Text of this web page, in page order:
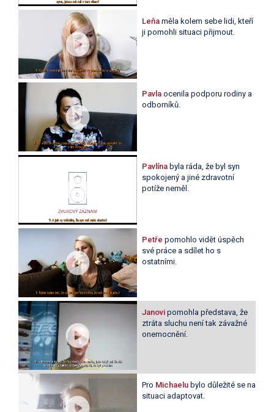
Leňa měla kolem sebe lidi, kteří
ji pomohli situaci přijmout.
Pavla ocenila podporu rodiny a
odborníků.
Pavlína byla ráda, že byl syn
spokojený a jiné zdravotní
potíže neměl.
Petře pomohlo vidět úspěch
své práce a sdílet ho s
ostatními.
Janovi pomohla představa, že
ztráta sluchu není tak závažné
onemocnění.
Pro Michaelu bylo důležité se na
situaci adaptovat.